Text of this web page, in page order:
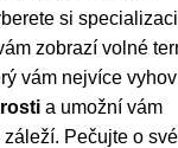
si
zobrazí volné
vám nejvíce
a umožní vám
Pečujte o své